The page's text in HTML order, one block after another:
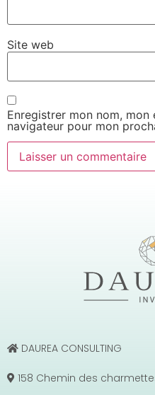
Site web
Enregistrer mon nom,
navigateur pour mon
DAUREA CONSULTING
158 Chemin des